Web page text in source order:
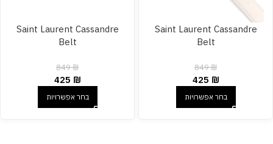
Saint Laurent Cassandre
Belt
849₪
425 ₪
בחר אפשרויות
Saint Laurent Cassandre
Belt
849₪
425 ₪
בחר אפשרויות